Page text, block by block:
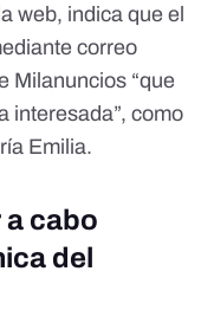
web, indica que el
correo
Milanuncios “que
interesada”, como
Emilia.
a cabo
del